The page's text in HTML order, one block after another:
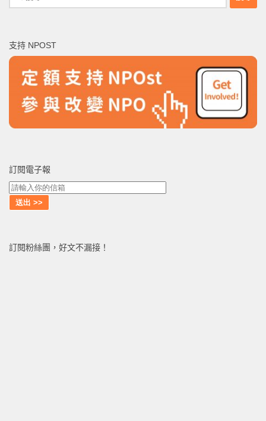
尋
字:
支持 NPOST
訂閱電子報
訂閱粉絲團，好文不漏接！